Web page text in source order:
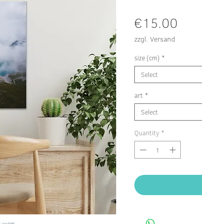
€15.00
zzgl. Versand
size (cm) *
Select
art *
Select
Quantity *